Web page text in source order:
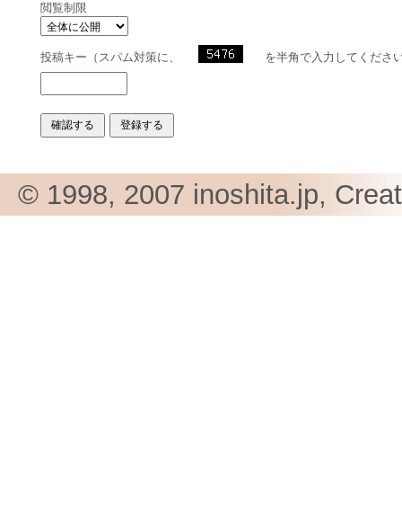
閲覧制限
投稿キー（スパム対策に、 を半角で入力してくださ
© 1998, 2007 inoshita.jp,